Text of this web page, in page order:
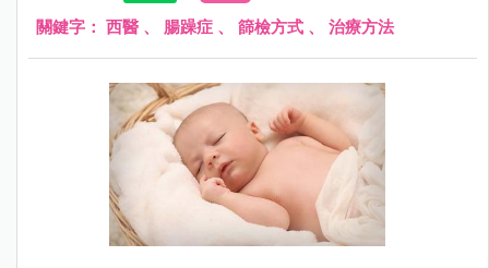
關鍵字： 西醫 、 腸躁症 、 篩檢方式 、 治療方法